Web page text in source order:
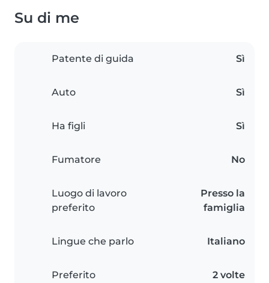
Su di me
Patente di guida Sì
Auto Sì
Ha figli Sì
Fumatore No
Luogo di lavoro
preferito
Presso la
famiglia
Lingue che parlo Italiano
Preferito 2 volte